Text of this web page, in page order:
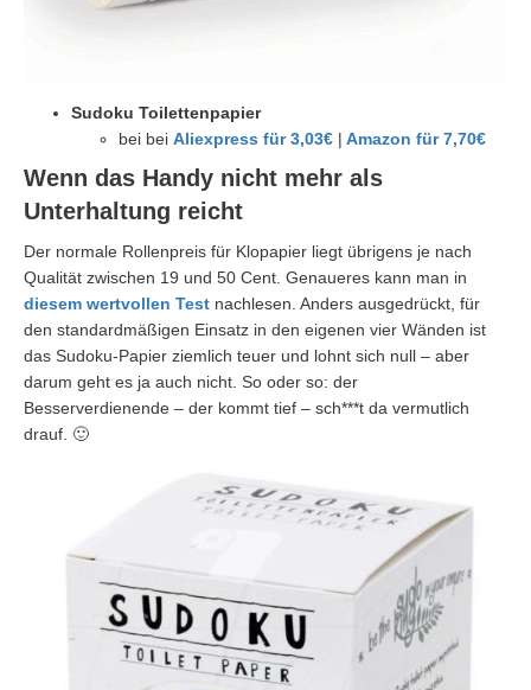
Sudoku Toilettenpapier
bei bei Aliexpress für 3,03€ | Amazon für 7,70€
Wenn das Handy nicht mehr als
Unterhaltung reicht
Der normale Rollenpreis für Klopapier liegt übrigens je nach
Qualität zwischen 19 und 50 Cent. Genaueres kann man in
diesem wertvollen Test nachlesen. Anders ausgedrückt, für
den standardmäßigen Einsatz in den eigenen vier Wänden ist
das Sudoku-Papier ziemlich teuer und lohnt sich null – aber
darum geht es ja auch nicht. So oder so: der
Besserverdienende – der kommt tief – sch***t da vermutlich
drauf. 🙂